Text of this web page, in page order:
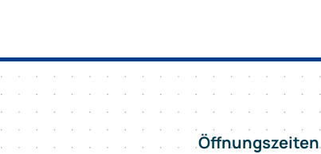
Öffnungszeiten